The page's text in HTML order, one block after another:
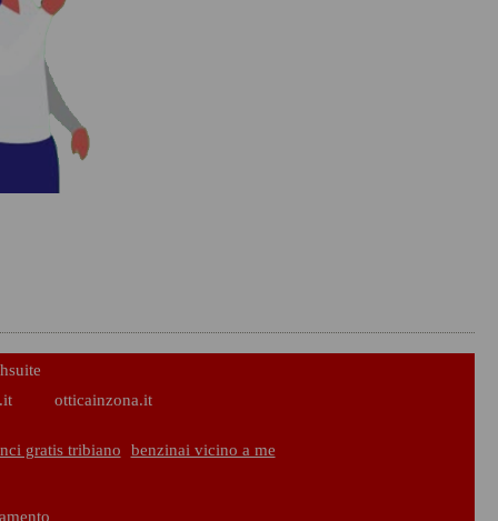
otticainzona.it
gratis tribiano benzinai vicino a me